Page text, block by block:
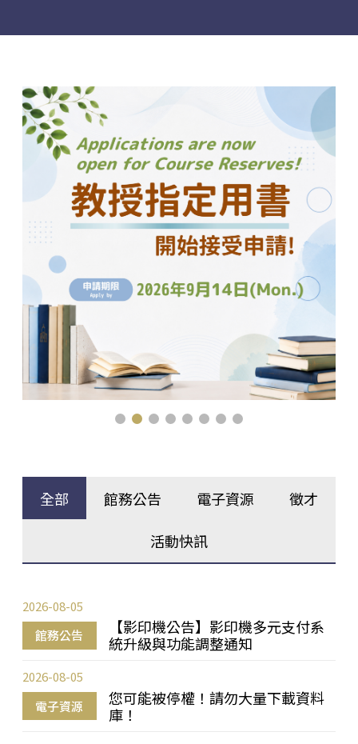
全部 館務公告 電子資源 徵才
活動快訊
館務公告
【影印機公告】影印機多元支付系
統升級與功能調整通知
2026-08-05
電子資源
您可能被停權！請勿大量下載資料
庫！
2026-08-05